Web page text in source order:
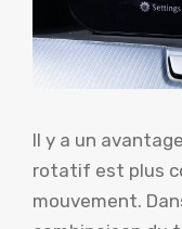
Il y a un
rotatif est plus
mouvement.